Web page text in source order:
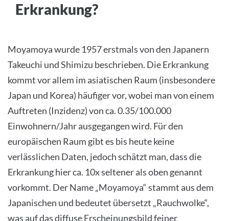
Erkrankung?
Moyamoya wurde 1957 erstmals von den Japanern
Takeuchi und Shimizu beschrieben. Die Erkrankung
kommt vor allem im asiatischen Raum (insbesondere
Japan und Korea) häufiger vor, wobei man von einem
Auftreten (Inzidenz) von ca. 0.35/100.000
Einwohnern/Jahr ausgegangen wird. Für den
europäischen Raum gibt es bis heute keine
verlässlichen Daten, jedoch schätzt man, dass die
Erkrankung hier ca. 10x seltener als oben genannt
vorkommt. Der Name „Moyamoya“ stammt aus dem
Japanischen und bedeutet übersetzt „Rauchwolke“,
was auf das diffuse Erscheinungsbild feiner